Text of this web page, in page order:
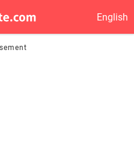
English